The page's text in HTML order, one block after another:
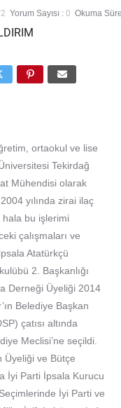
Yorum Sayısı : 0 Okuma
ortaokul ve lise
Tekirdağ
Mühendisi olarak
yılında zirai ilaç
hala bu işlerimi
çalışmaları ve
Atatürkçü
2. Başkanlığı
Derneği Üyeliği 2014
Belediye Başkan
çatısı altında
Meclisi’ne seçildi.
Üyeliği ve Bütçe
İyi Parti İpsala Kurucu
İyi Parti ve